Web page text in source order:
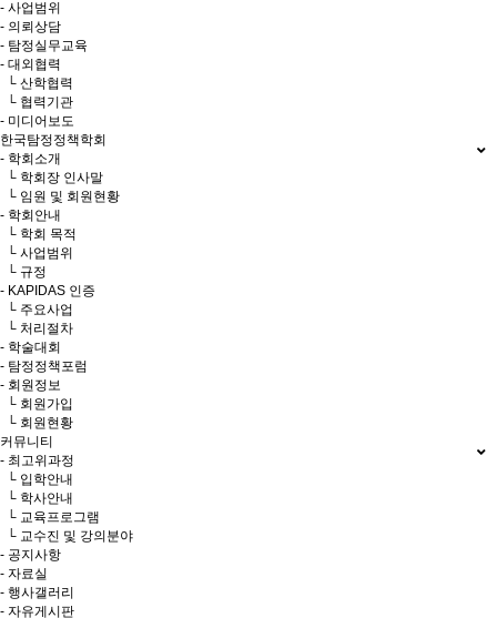
- 사업범위
- 의뢰상담
- 탐정실무교육
- 대외협력
└ 산학협력
└ 협력기관
- 미디어보도
한국탐정정책학회
- 학회소개
└ 학회장 인사말
└ 임원 및 회원현황
- 학회안내
└ 학회 목적
└ 사업범위
└ 규정
- KAPIDAS 인증
└ 주요사업
└ 처리절차
- 학술대회
- 탐정정책포럼
- 회원정보
└ 회원가입
└ 회원현황
커뮤니티
- 최고위과정
└ 입학안내
└ 학사안내
└ 교육프로그램
└ 교수진 및 강의분야
- 공지사항
- 자료실
- 행사갤러리
- 자유게시판